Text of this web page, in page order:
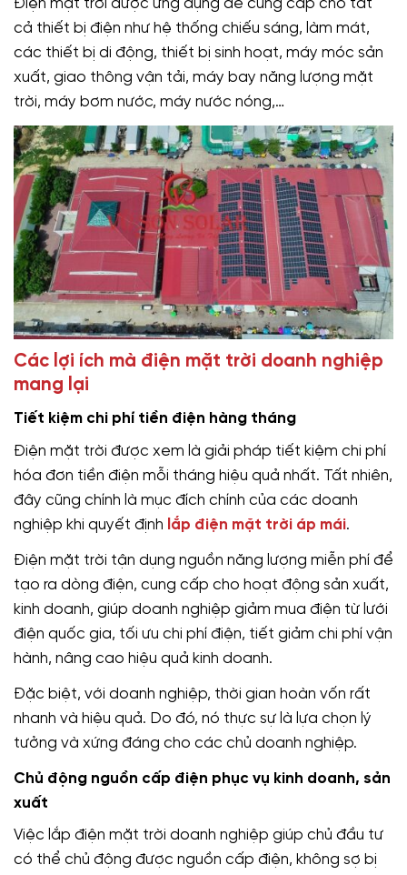
Điện mặt trời được ứng dụng để cung cấp cho tất
cả thiết bị điện như hệ thống chiếu sáng, làm mát,
các thiết bị di động, thiết bị sinh hoạt, máy móc sản
xuất, giao thông vận tải, máy bay năng lượng mặt
trời, máy bơm nước, máy nước nóng,…
Các lợi ích mà điện mặt trời doanh nghiệp
mang lại
Tiết kiệm chi phí tiền điện hàng tháng
Điện mặt trời được xem là giải pháp tiết kiệm chi phí
hóa đơn tiền điện mỗi tháng hiệu quả nhất. Tất nhiên,
đây cũng chính là mục đích chính của các doanh
nghiệp khi quyết định lắp điện mặt trời áp mái.
Điện mặt trời tận dụng nguồn năng lượng miễn phí để
tạo ra dòng điện, cung cấp cho hoạt động sản xuất,
kinh doanh, giúp doanh nghiệp giảm mua điện từ lưới
điện quốc gia, tối ưu chi phí điện, tiết giảm chi phí vận
hành, nâng cao hiệu quả kinh doanh.
Đặc biệt, với doanh nghiệp, thời gian hoàn vốn rất
nhanh và hiệu quả. Do đó, nó thực sự là lựa chọn lý
tưởng và xứng đáng cho các chủ doanh nghiệp.
Chủ động nguồn cấp điện phục vụ kinh doanh, sản
xuất
Việc lắp điện mặt trời doanh nghiệp giúp chủ đầu tư
có thể chủ động được nguồn cấp điện, không sợ bị